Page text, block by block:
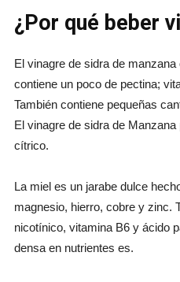
¿Por qué beber
El vinagre de sidra de
contiene un poco de pectina;
También contiene pequeñas
El vinagre de sidra de
cítrico.
La miel es un jarabe dulce
magnesio, hierro, cobre y zinc.
nicotínico, vitamina B6 y ácido
densa en nutrientes es.